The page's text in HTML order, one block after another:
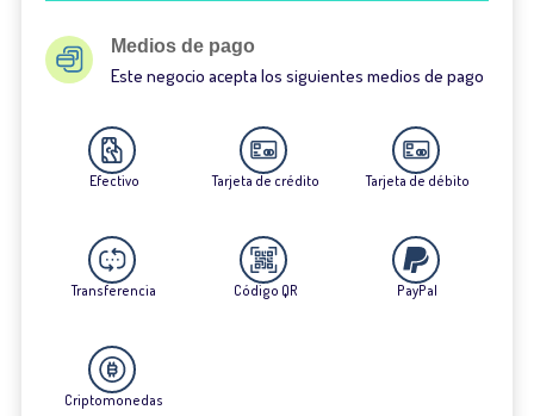
Medios de pago
Este negocio acepta los siguientes medios de pago
Efectivo Tarjeta de crédito Tarjeta de débito
Transferencia Código QR PayPal
Criptomonedas